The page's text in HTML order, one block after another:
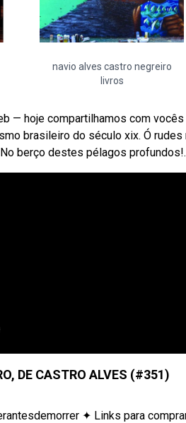
navio alves castro negreiro
livros
— hoje compartilhamos com vocês
brasileiro do século xix. Ó
berço destes pélagos profundos!.
DE CASTRO ALVES (#351)
✦ Links para